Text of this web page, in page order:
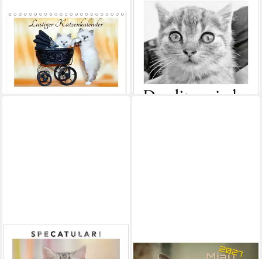
Monatskalender Lustiger
Katzenkalender
(Tischkalender 2026 DIN A5
quer), CALVENDO...
21,95 €
lieferbar - in 3-4 Werktagen bei dir
Wandkalender Der literarische
Katzenkalender 2027
24,99 €
lieferbar - in 2-3 Werktagen bei dir
HEYE
Wandkalender Whiskas
Stubentiger - Der